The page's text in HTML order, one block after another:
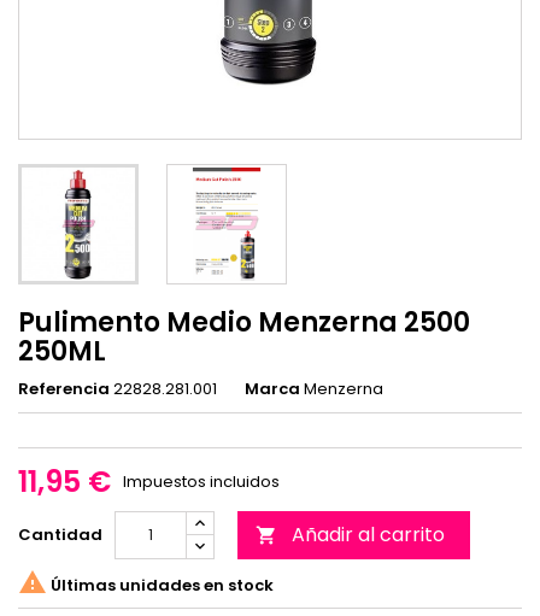
Pulimento Medio Menzerna 2500
250ML
Referencia 22828.281.001 Marca Menzerna
11,95 € Impuestos incluidos
Cantidad  Añadir al carrito
 Últimas unidades en stock